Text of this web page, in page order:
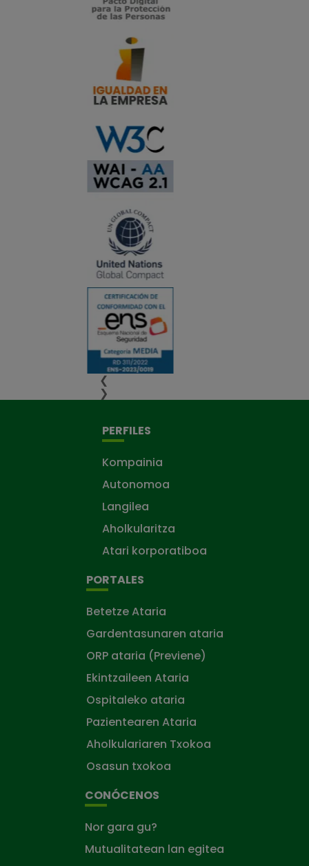
❮
❯
PERFILES
Kompainia
Autonomoa
Langilea
Aholkularitza
Atari korporatiboa
PORTALES
Betetze Ataria
Gardentasunaren ataria
ORP ataria (Previene)
Ekintzaileen Ataria
Ospitaleko ataria
Pazientearen Ataria
Aholkulariaren Txokoa
Osasun txokoa
CONÓCENOS
Nor gara gu?
Mutualitatean lan egitea